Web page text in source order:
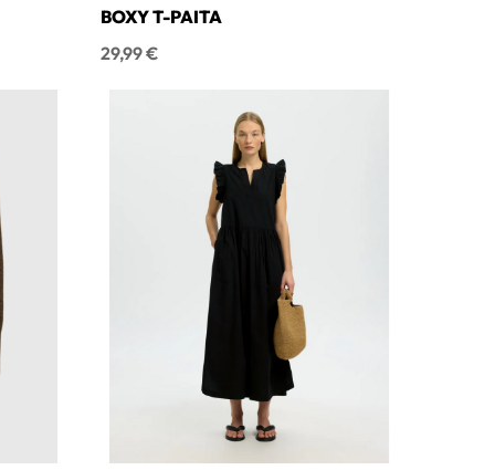
BOXY T-PAITA
Hinta
29,99 €